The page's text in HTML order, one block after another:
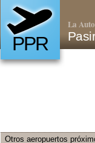
PPR
La
Otros aeropuertos